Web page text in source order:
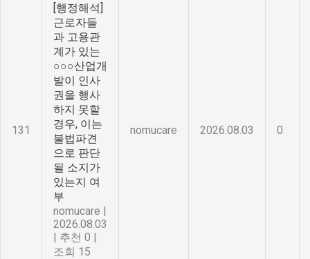
131
[행정해석]
근로자들
과 고용관
계가 있는
○○○산업개
발이 인사
권을 행사
하지 못할
경우, 이는
불법파견
으로 판단
될 소지가
있는지 여
부
nomucare |
2026.08.03
| 추천 0 |
조회 15
nomucare 2026.08.03 0